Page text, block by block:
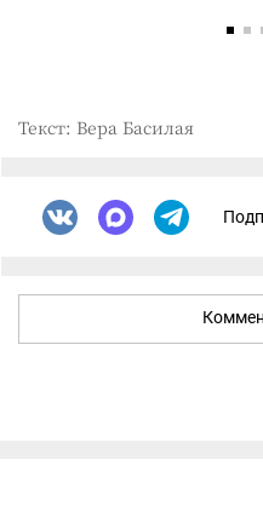
Текст: Вера Басилая